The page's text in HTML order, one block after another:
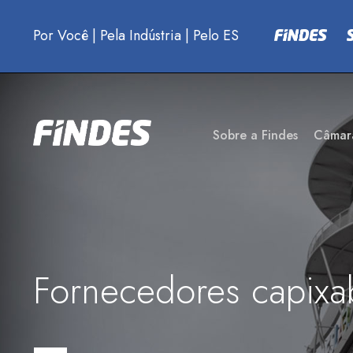
Por Você | Pela Indústria | Pelo ES
Sobre a Findes
Fornecedores